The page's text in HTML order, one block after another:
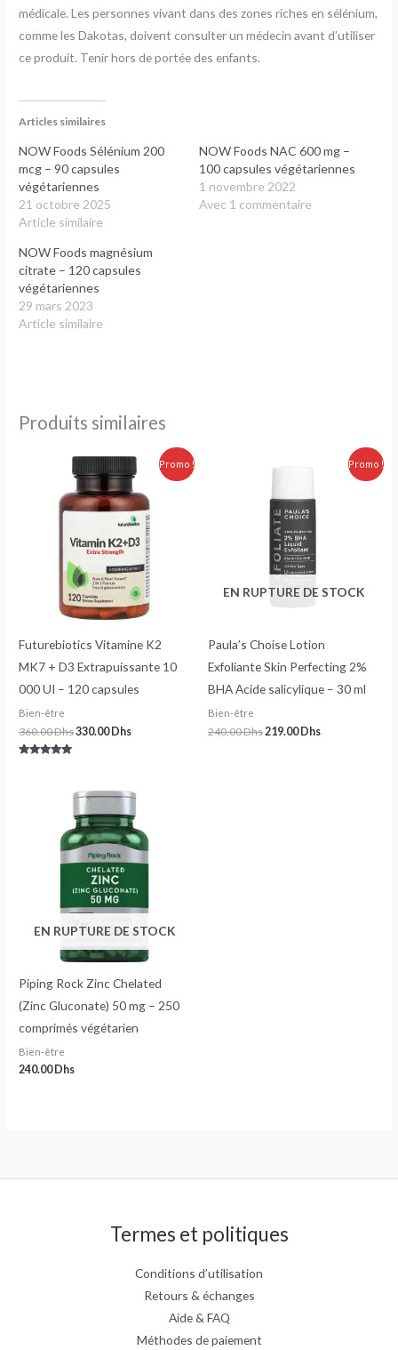
médicale. Les personnes vivant dans des zones riches en sélénium,
comme les Dakotas, doivent consulter un médecin avant d’utiliser
ce produit. Tenir hors de portée des enfants.
Articles similaires
NOW Foods Sélénium 200
mcg – 90 capsules
végétariennes
21 octobre 2025
Article similaire
NOW Foods NAC 600 mg –
100 capsules végétariennes
1 novembre 2022
Avec 1 commentaire
NOW Foods magnésium
citrate – 120 capsules
végétariennes
29 mars 2023
Article similaire
Produits similaires
Promo !
Futurebiotics Vitamine K2
MK7 + D3 Extrapuissante 10
000 UI – 120 capsules
Bien-être
360.00Dhs
Le
prix
initial
était :
360.00 Dhs.
330.00 Dhs
Le
prix
actuel
est :
330.00 Dhs.
Promo !
EN RUPTURE DE STOCK
Paula’s Choise Lotion
Exfoliante Skin Perfecting 2%
BHA Acide salicylique – 30 ml
Bien-être
240.00Dhs
prix
était :
240.00 Dhs.
219.00 Dhs
EN RUPTURE DE STOCK
Piping Rock Zinc Chelated
(Zinc Gluconate) 50 mg – 250
comprimés végétarien
Bien-être
240.00 Dhs
Termes et politiques
Conditions d’utilisation
Retours & échanges
Aide & FAQ
Méthodes de paiement